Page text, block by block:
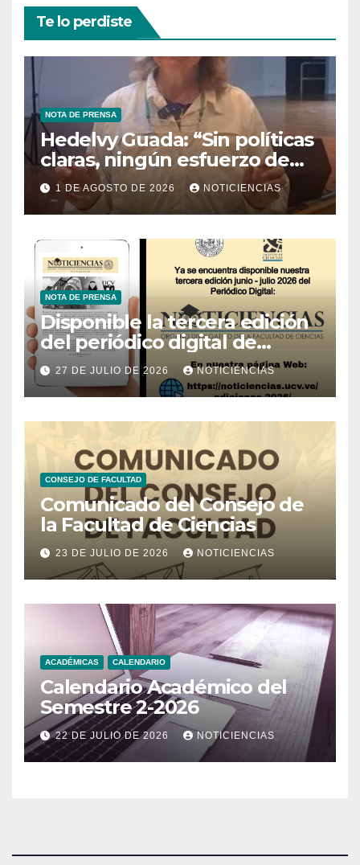
Te lo perdiste
NOTA DE PRENSA
Hedelvy Guada: “Sin políticas
claras, ningún esfuerzo de
conservación rendirá frutos”
1 DE AGOSTO DE 2026 NOTICIENCIAS
NOTA DE PRENSA
Disponible la tercera edición
del periódico digital de
Noticiencias 2026
27 DE JULIO DE 2026 NOTICIENCIAS
CONSEJO DE FACULTAD
Comunicado del Consejo de
la Facultad de Ciencias
23 DE JULIO DE 2026 NOTICIENCIAS
ACADÉMICAS CALENDARIO
Calendario Académico del
Semestre 2-2026
22 DE JULIO DE 2026 NOTICIENCIAS